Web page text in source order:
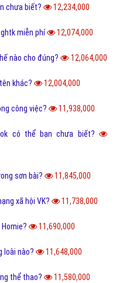
chưa biết? 12,234,000
miễn phí 12,074,000
nào cho đúng? 12,064,000
khác? 12,004,000
công việc? 11,938,000
có thể bạn chưa biết?
sơn bài? 11,845,000
xã hội VK? 11,738,000
11,690,000
loài nào? 11,648,000
thể thao? 11,580,000